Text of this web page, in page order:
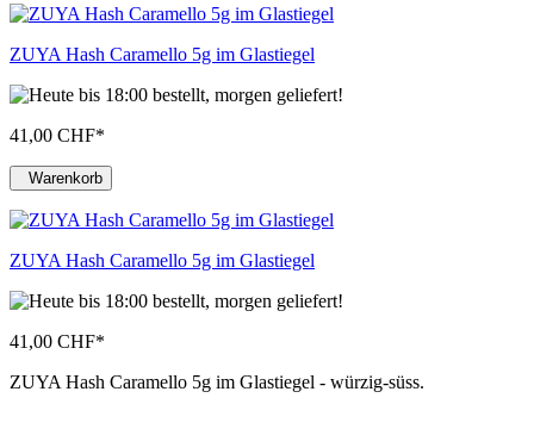
ZUYA Hash Caramello 5g im Glastiegel
41,00 CHF*
Warenkorb
ZUYA Hash Caramello 5g im Glastiegel
41,00 CHF*
ZUYA Hash Caramello 5g im Glastiegel - würzig-süss.